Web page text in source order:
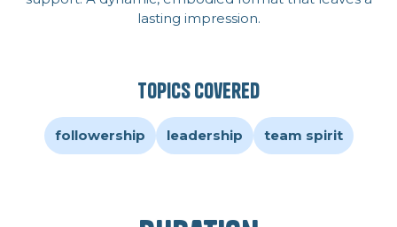
lasting impression.
Topics covered
followership leadership team spirit